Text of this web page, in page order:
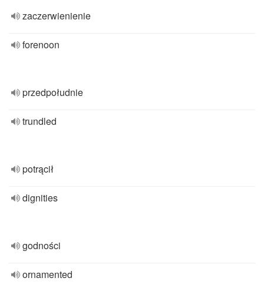
zaczerwienienie
forenoon
przedpołudnie
trundled
potrącił
dignities
godności
ornamented